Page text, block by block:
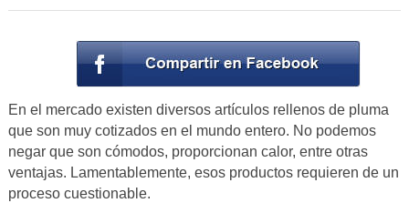
En el mercado existen diversos artículos rellenos de pluma
que son muy cotizados en el mundo entero. No podemos
negar que son cómodos, proporcionan calor, entre otras
ventajas. Lamentablemente, esos productos requieren de un
proceso cuestionable.